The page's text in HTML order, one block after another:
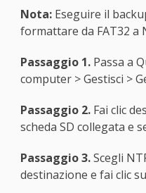
Nota: Eseguire il
formattare da FAT32 a
Passaggio 1.Passa a
computer > Gestisci >
Passaggio 2. Fai clic
scheda SD collegata e
Passaggio 3.Scegli
destinazione e fai clic